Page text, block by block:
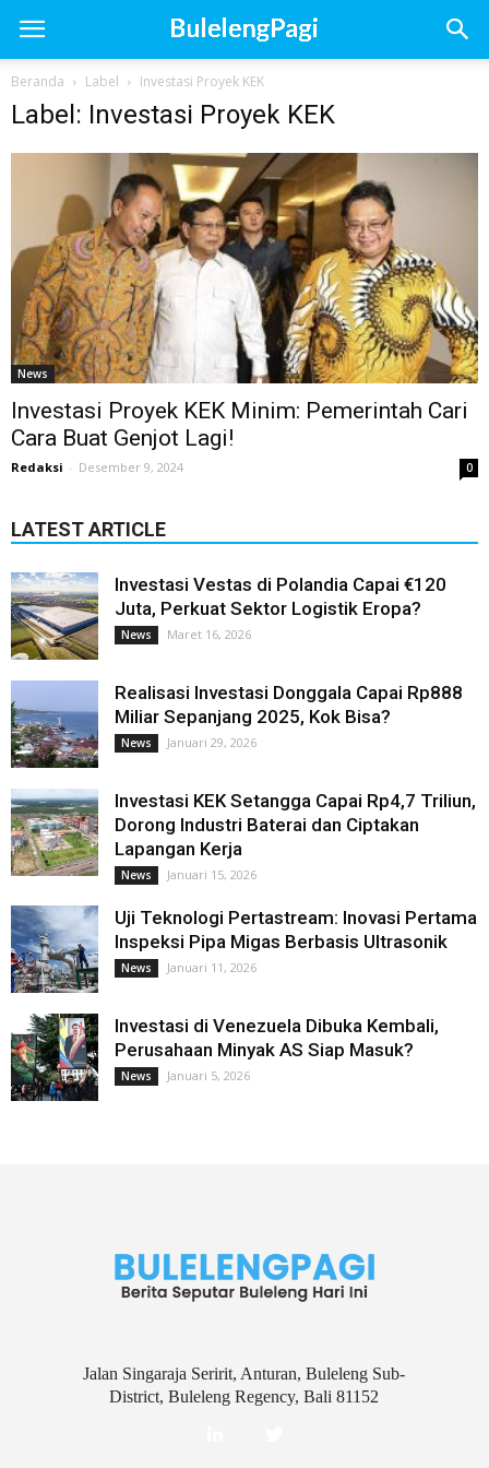
Beranda Label Investasi Proyek KEK
Label: Investasi Proyek KEK
News
Investasi Proyek KEK Minim: Pemerintah Cari
Cara Buat Genjot Lagi!
Redaksi - Desember 9, 2024 0
LATEST ARTICLE
Investasi Vestas di Polandia Capai €120
Juta, Perkuat Sektor Logistik Eropa?
News Maret 16, 2026
Realisasi Investasi Donggala Capai Rp888
Miliar Sepanjang 2025, Kok Bisa?
News Januari 29, 2026
Investasi KEK Setangga Capai Rp4,7 Triliun,
Dorong Industri Baterai dan Ciptakan
Lapangan Kerja
News Januari 15, 2026
Uji Teknologi Pertastream: Inovasi Pertama
Inspeksi Pipa Migas Berbasis Ultrasonik
News Januari 11, 2026
Investasi di Venezuela Dibuka Kembali,
Perusahaan Minyak AS Siap Masuk?
News Januari 5, 2026
Jalan Singaraja Seririt, Anturan, Buleleng Sub-
District, Buleleng Regency, Bali 81152